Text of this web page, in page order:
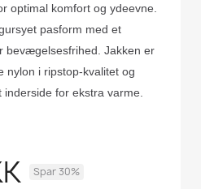
optimal komfort og ydeevne.
pasform med et
bevægelsesfrihed. Jakken er
nylon i ripstop-kvalitet og
for ekstra varme.
Spar 30%